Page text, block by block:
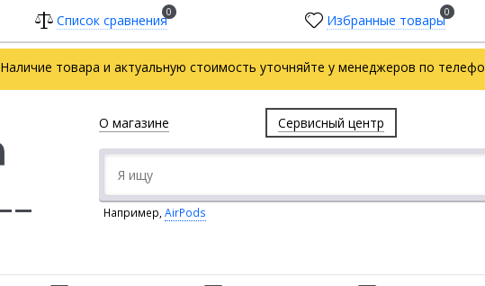
Список сравнения0 Избранные товары0
Наличие товара и актуальную стоимость уточняйте у менеджеров по
О магазине Сервисный центр
Например,AirPods